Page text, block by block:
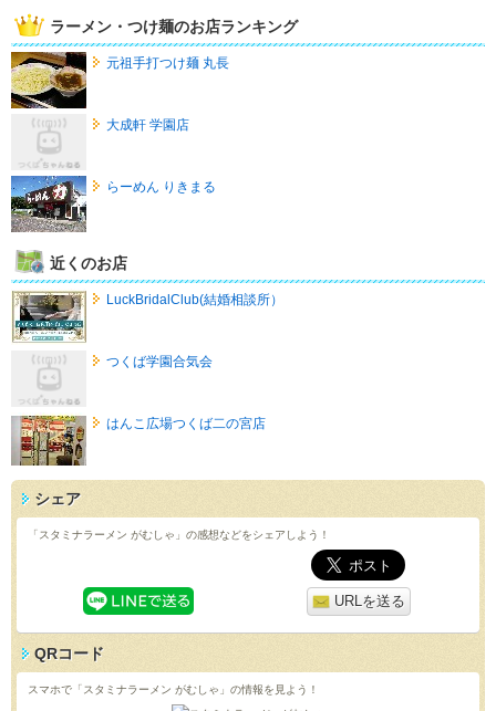
ラーメン・つけ麺のお店ランキング
元祖手打つけ麺 丸長
大成軒 学園店
らーめん りきまる
近くのお店
LuckBridalClub(結婚相談所）
つくば学園合気会
はんこ広場つくば二の宮店
シェア
「スタミナラーメン がむしゃ」の感想などをシェアしよう！
URLを送る
QRコード
スマホで「スタミナラーメン がむしゃ」の情報を見よう！